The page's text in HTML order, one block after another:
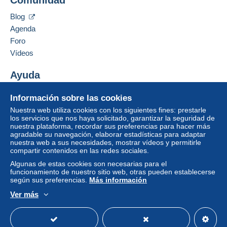
Condiciones de pago:
Todos los pagos se realizan a través de la página web
de Delcampe. Según las posibilidades ofrecidas por el
vendedor, puede utilizarPayPal, añadir unatarjeta de
crédito/débitoo realizar unatransferencia a su saldo.
No se realizan pagos por cheque o transferencia
bancaria directa al vendedor.
El comprador utiliza los medios de pago proporcionados
por Delcampe en la página "Mis compras: A pagar
integrado a la páginaserá reembolsado por el
vendedor al comprador. Una compra no pagada puede
Información sobre las cookies
Nuestra web utiliza cookies con los siguientes fines: prestarle
los servicios que nos haya solicitado, garantizar la seguridad de
nuestra plataforma, recordar sus preferencias para hacer más
agradable su navegación, elaborar estadísticas para adaptar
nuestra web a sus necesidades, mostrar vídeos y permitirle
compartir contenidos en las redes sociales.
Algunas de estas cookies son necesarias para el
funcionamiento de nuestro sitio web, otras pueden establecerse
según sus preferencias. Más información
Ver más
Blog
Agenda
Foro
Vídeos
Ayuda
Comprar en Delcampe
Vender en Delcampe
Una página securizada